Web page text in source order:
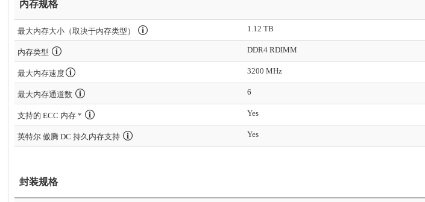
内存规格
最大内存大小（取决于内存类型） 1.12 TB
内存类型 DDR4 RDIMM
最大内存速度 3200 MHz
最大内存通道数 6
支持的 ECC 内存 * Yes
英特尔 傲腾 DC 持久内存支持 Yes
封装规格